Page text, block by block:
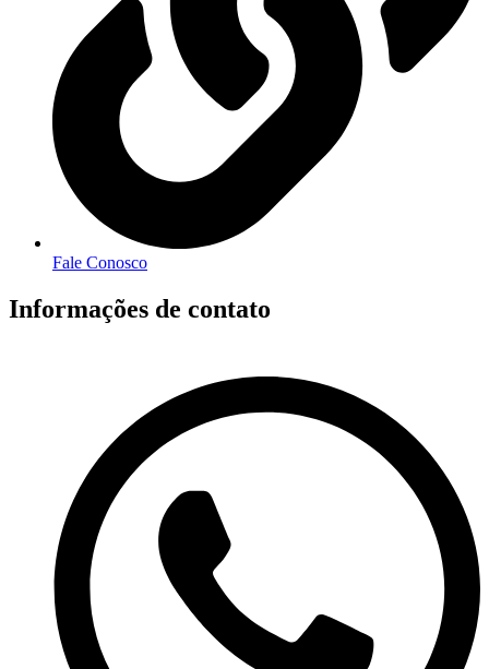
Fale Conosco
Informações de contato